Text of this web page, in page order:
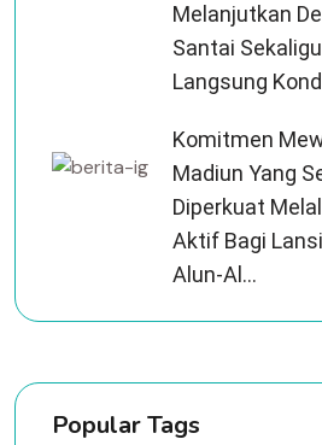
Melanjutkan
Santai
Langsung
Komitmen
Madiun Yang
Diperkuat
Aktif Bagi
Alun-Al...
Popular Tags